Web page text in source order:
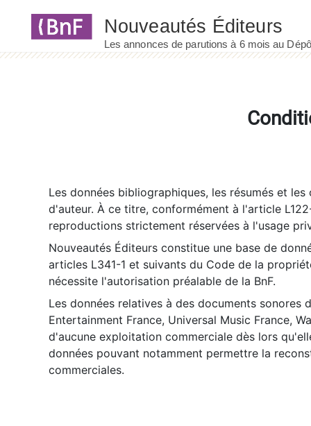
Les données bibliographiques, les résumés et
d'auteur. À ce titre, conformément à l'article
reproductions strictement réservées à l'usage
Nouveautés Éditeurs constitue une base de
articles L341-1 et suivants du Code de la
nécessite l'autorisation préalable de la BnF.
Les données relatives à des documents sonores
Entertainment France, Universal Music France,
d'aucune exploitation commerciale dès lors
données pouvant notamment permettre la
commerciales.